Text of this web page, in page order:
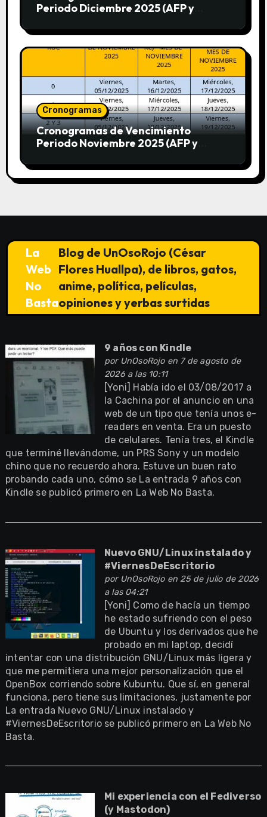
Periodo Diciembre 2025 (AFP y
Cronogramas
Cronogramas de Vencimiento
Periodo Noviembre 2025 (AFP y
La
Web
No
Basta
Blog de UnOsoRojo (César
Flores Huallpa), de libros, gatos,
anime, política, películas,
opiniones y yerbas surtidas
9 años con Kindle
por UnOsoRojoen 7 de agosto de
2026 a las 10:11
[Yoni] Había ido el 03/08/2017 a
la Cachina por el anuncio en una
web de un tipo que tenía unos e-
readers en venta. Era un puesto
de celulares. Tenía tres, el Kindle
que terminé llevándome, un PRS Sony y un modelo
chino que no recuerdo ahora. Estuve un buen rato
probando cada uno, cómo se La entrada 9 años con
Kindle se publicó primero en La Web No Basta.
Nuevo GNU/Linux instalado y
#ViernesDeEscritorio
por UnOsoRojoen 25 de julio de 2026
a las 04:21
[Yoni] Como de hacía un tiempo
he estado sufriendo con el peso
de Ubuntu y los derivados que he
probado en mi laptop, decidí
intentar con una distribución GNU/Linux más ligera y
que me permitiera una mejor personalización que el
OpenBox corriendo sobre Kubuntu. Que sí, en general
funciona, pero tiene sus limitaciones, justamente por
La entrada Nuevo GNU/Linux instalado y
#ViernesDeEscritorio se publicó primero en La Web No
Basta.
Mi experiencia con el Fediverso
(y Mastodon)